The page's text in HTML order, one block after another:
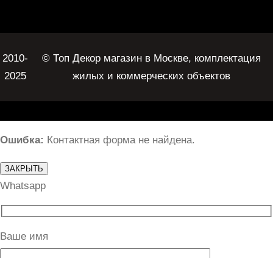
2010-
2025
© Топ Декор магазин в Москве, комплектация
жилых и коммерческих объектов
Ошибка: Контактная форма не найдена.
ЗАКРЫТЬ
Whatsapp
Ваше имя